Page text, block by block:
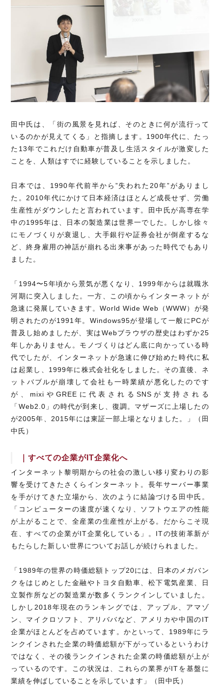
田中氏は、「街の風景を見れば、そのときに何が流行って
いるのかが見えてくる」と指摘します。1900年代に、たっ
た13年でこれだけ自動車が普及し生活スタイルが激変した
ことを、人類はすでに経験していることを示しました。
日本では、1990年代前半から”失われた20年”がありまし
た。2010年代にかけて日本経済はほとんど成長せず、労働
生産性がダウンしたと言われています。田中氏が高専在学
中の1995年は、日本の製造業は世界一でした。しかし徐々
にモノづくりが衰退し、大手銀行や証券会社が倒産するな
ど、終身雇用の神話が崩れる出来事があった時代でもあり
ました。
「1994〜5年頃から景気が悪くなり、1999年からは就職氷
河期に突入しました。一方、この頃からインターネットが
急速に発展していきます。World Wide Web（WWW）が発
明されたのが1991年。Windows95が登場して一般にPCが
普及し始めましたが、実はWebブラウザの歴史はわずか25
年しかありません。モノづくりはどん底に向かっている時
代でしたが、インターネットが急速に伸び始めた時代に私
は起業し、1999年に株式会社化をしました。その直後、ネ
ットバブルが崩壊して会社も一時業績が悪化したのです
が、mixiやGREEに代表されるSNSが支持される
「Web2.0」の時代が到来し、復調。マザーズに上場したの
が2005年、2015年には東証一部上場となりました。」（田
中氏）
｜すべての企業がIT企業化へ
インターネット黎明期からの社会の激しい移り変わりの影
響を受けてきたさくらインターネット。長年サーバー事業
を手がけてきた立場から、次のように結論づける田中氏。
「コンピューターの速度が速くなり、ソフトウエアの性能
が上がることで、全産業の生産性が上がる。だからこそ現
在、すべての企業がIT企業化している」。ITの技術革新が
もたらした新しい世界についてお話しが続けられました。
「1989年の世界の時価総額トップ20には、日本のメガバン
クをはじめとした金融やトヨタ自動車、松下電気産業、日
立製作所などの製造業が数多くランクインしていました。
しかし2018年現在のランキングでは、アップル、アマゾ
ン、マイクロソフト、アリババなど、アメリカや中国のIT
企業がほとんどを占めています。かといって、1989年にラ
ンクインされた企業の時価総額が下がっているというわけ
ではなく、その後ランクインされた企業の時価総額が上が
っているのです。この状況は、これらの業界がITを基盤に
業績を伸ばしていることを示しています」（田中氏）